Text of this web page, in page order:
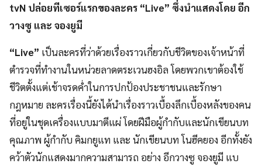
tvN ปล่อยทีเซอร์แรกของละคร “Live” ซึ่งนำแสดงโดย อีก
วางซู และ จองยูมี
“Live” เป็นละครที่ว่าด้วยเรื่องราวเกี่ยวกับชีวิตของเจ้าหน้าที่
ตำรวจที่ทำงานในหน่วยลาดตระเวนฮงอิล โดยพวกเขาต้องใช้
ชีวิตตั้งแต่เช้าจรดค่ำในการปกป้องประชาชนและรักษา
กฎหมาย ละครเรื่องนี้ยังได้นำเรื่องราวเบื้องลึกเบื้องหลังของคน
ที่อยู่ในชุดเครื่องแบบมาตีแผ่ โดยฝีมือผู้กำกับและนักเขียนบท
คุณภาพ ผู้กำกับ คิมกยูแท และ นักเขียนบท โนฮีคยอง อีกทั้งยัง
คว้าตัวนักแสดงมากความสามารถ อย่าง อีกวางซู จองยูมี แบ